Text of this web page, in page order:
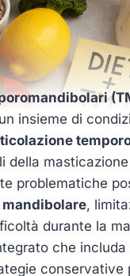
insieme di
della
problematiche
,
durante la
che includa
conservative